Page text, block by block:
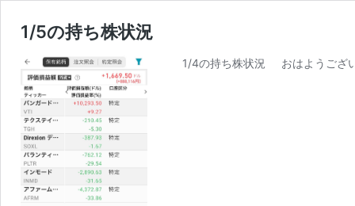
1/5の持ち株状況
1/4の持ち株状況 おはようござい